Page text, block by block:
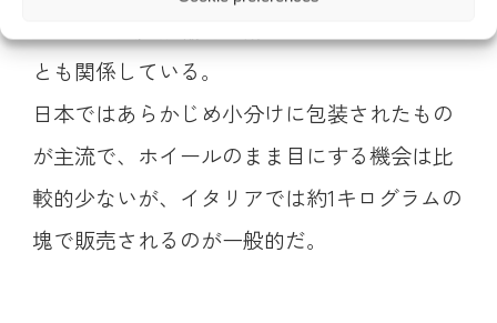
とも関係している。
日本ではあらかじめ小分けに包装されたもの
が主流で、ホイールのまま目にする機会は比
較的少ないが、イタリアでは約1キログラムの
塊で販売されるのが一般的だ。